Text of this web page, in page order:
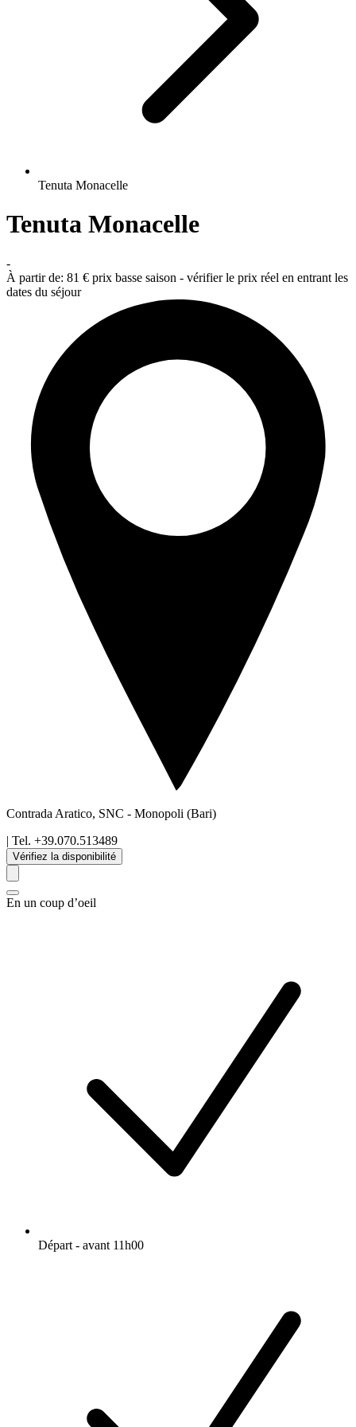
Tenuta Monacelle
Tenuta Monacelle
-
À partir de: 81 € prix basse saison - vérifier le prix réel en entrant les
dates du séjour
Contrada Aratico, SNC - Monopoli (Bari)
| Tel. +39.070.513489
Vérifiez la disponibilité
En un coup d’oeil
Départ - avant 11h00